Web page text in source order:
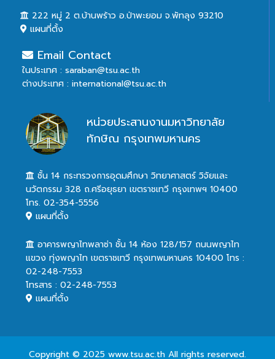
222 หมู่ 2 ต.บ้านพร้าว อ.ป่าพะยอม จ.พัทลุง 93210
แผนที่ตั้ง
Email Contact
ในประเทศ : saraban@tsu.ac.th
ต่างประเทศ : international@tsu.ac.th
หน่วยประสานงานมหาวิทยาลัย
ทักษิณ กรุงเทพมหานคร
ชั้น 14 กระทรวงการอุดมศึกษา วิทยาศาสตร์ วิจัยและ
นวัตกรรม 328 ถ.ศรีอยุธยา เขตราชเทวี กรุงเทพฯ 10400
โทร. 02-354-5556
แผนที่ตั้ง
อาคารพญาไทพลาซ่า ชั้น 14 ห้อง 128/157 ถนนพญาไท
แขวง ทุ่งพญาไท เขตราชเทวี กรุงเทพมหานคร 10400 โทร :
02-248-7553
โทรสาร : 02-248-7553
แผนที่ตั้ง
Copyright © 2025 www.tsu.ac.th All rights reserved.